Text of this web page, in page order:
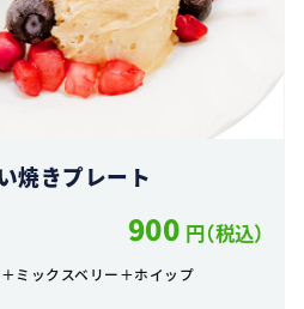
きプレート
900 円（税込）
ミックスベリー＋ホイップ